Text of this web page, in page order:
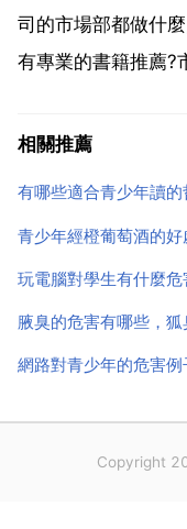
司的市場部都做什
有專業的書籍推薦?
資訊收集 處理 交流
相關推薦
青少年經橙葡萄酒的
玩電腦對學生有什麼
腋臭的危害有哪些，
Copyright